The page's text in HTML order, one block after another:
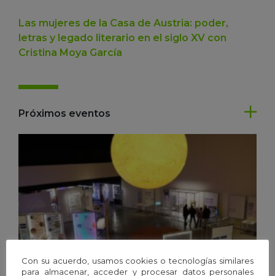
Las mujeres de la Casa de Austria: poder,
letras y legado literario en el siglo XV con
Cristina Moya García
Próximos eventos
Con su acuerdo, usamos cookies o tecnologías similares
para almacenar, acceder y procesar datos personales